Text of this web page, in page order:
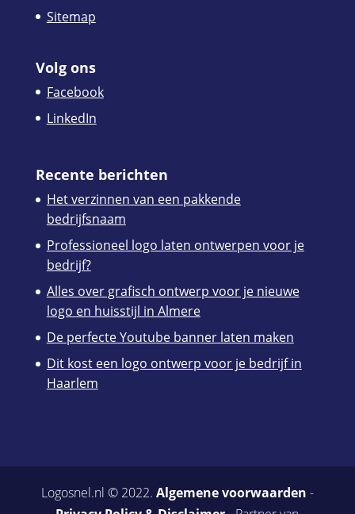
Sitemap
Volg ons
Facebook
LinkedIn
Recente berichten
Het verzinnen van een pakkende
bedrijfsnaam
Professioneel logo laten ontwerpen voor je
bedrijf?
Alles over grafisch ontwerp voor je nieuwe
logo en huisstijl in Almere
De perfecte Youtube banner laten maken
Dit kost een logo ontwerp voor je bedrijf in
Haarlem
Logosnel.nl © 2022. Algemene voorwaarden -